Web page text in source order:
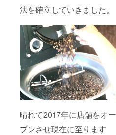
法を確立していきました。
晴れて2017年に店舗をオー
プンさせ現在に至ります